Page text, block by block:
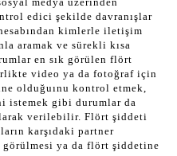
edici şekilde davranışlar
kimlerle iletişim
aramak ve sürekli kısa
en sık görülen flört
video ya da fotoğraf için
olduğuınu kontrol etmek,
istemek gibi durumlar da
verilebilir. Flört şiddeti
karşıdaki partner
görülmesi ya da flört şiddetine